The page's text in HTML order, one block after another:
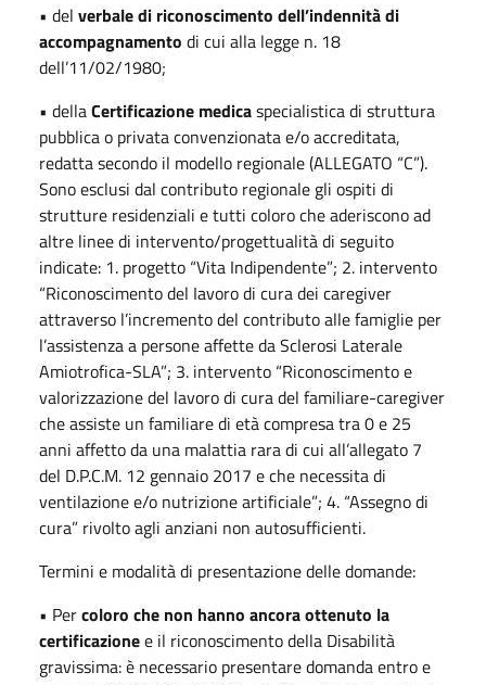
• del verbale di riconoscimento dell’indennità di
accompagnamento di cui alla legge n. 18
dell’11/02/1980;
• dellaCertificazione medicaspecialistica di struttura
pubblica o privata convenzionata e/o accreditata,
redatta secondo il modello regionale (ALLEGATO “C”).
Sono esclusi dal contributo regionale gli ospiti di
strutture residenziali e tutti coloro che aderiscono ad
altre linee di intervento/progettualità di seguito
indicate: 1. progetto “Vita Indipendente”; 2. intervento
“Riconoscimento del Iavoro di cura dei caregiver
attraverso l’incremento del contributo alle famiglie per
l’assistenza a persone affette da Sclerosi Laterale
Amiotrofica-SLA”; 3. intervento “Riconoscimento e
valorizzazione del lavoro di cura del familiare-caregiver
che assiste un familiare di età compresa tra 0 e 25
anni affetto da una malattia rara di cui all’allegato 7
del D.P.C.M. 12 gennaio 2017 e che necessita di
ventilazione e/o nutrizione artificiale”; 4. “Assegno di
cura” rivolto agli anziani non autosufficienti.
Termini e modalità di presentazione delle domande:
• Percoloro che non hanno ancora ottenuto la
certificazionee il riconoscimento della Disabilità
gravissima: è necessario presentare domanda entro e